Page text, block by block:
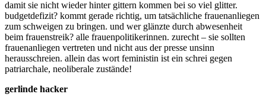
damit sie nicht wieder hinter gittern kommen bei so viel glitter.
budgetdefizit? kommt gerade richtig, um tatsächliche frauenanliegen
zum schweigen zu bringen. und wer glänzte durch abwesenheit
beim frauenstreik? alle frauenpolitikerinnen. zurecht – sie sollten
frauenanliegen vertreten und nicht aus der presse unsinn
herausschreien. allein das wort feministin ist ein schrei gegen
patriarchale, neoliberale zustände!
gerlinde hacker